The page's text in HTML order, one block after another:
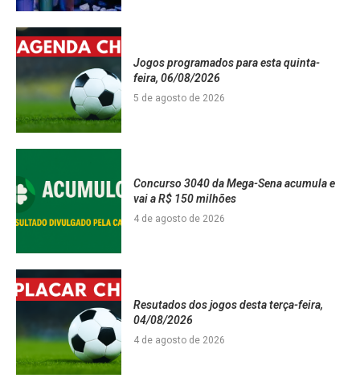
Jogos programados para esta quinta-
feira, 06/08/2026
5 de agosto de 2026
Concurso 3040 da Mega-Sena acumula e
vai a R$ 150 milhões
4 de agosto de 2026
Resutados dos jogos desta terça-feira,
04/08/2026
4 de agosto de 2026